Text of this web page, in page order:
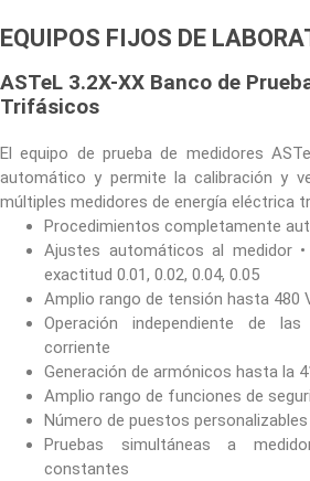
EQUIPOS FIJOS DE
ASTeL 3.2X-XX Banco de
Trifásicos
El equipo de prueba de medidores
automático y permite la calibración y
múltiples medidores de energía eléctrica
Procedimientos completamente
Ajustes automáticos al medidor
exactitud 0.01, 0.02, 0.04, 0.05
Amplio rango de tensión hasta 480
Operación independiente de
corriente
Generación de armónicos hasta la
Amplio rango de funciones de
Número de puestos personalizables
Pruebas simultáneas a
constantes